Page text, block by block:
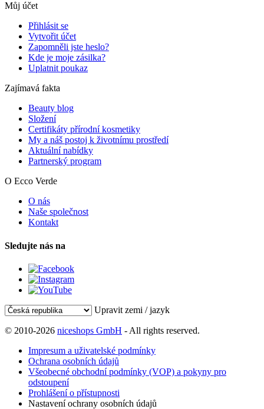
Můj účet
Přihlásit se
Vytvořit účet
Zapomněli jste heslo?
Kde je moje zásilka?
Uplatnit poukaz
Zajímavá fakta
Beauty blog
Složení
Certifikáty přírodní kosmetiky
My a náš postoj k životnímu prostředí
Aktuální nabídky
Partnerský program
O Ecco Verde
O nás
Naše společnost
Kontakt
Sledujte nás na
Upravit zemi / jazyk
© 2010-2026 niceshops GmbH - All rights reserved.
Impresum a uživatelské podmínky
Ochrana osobních údajů
Všeobecné obchodní podmínky (VOP) a pokyny pro
odstoupení
Prohlášení o přístupnosti
Nastavení ochrany osobních údajů